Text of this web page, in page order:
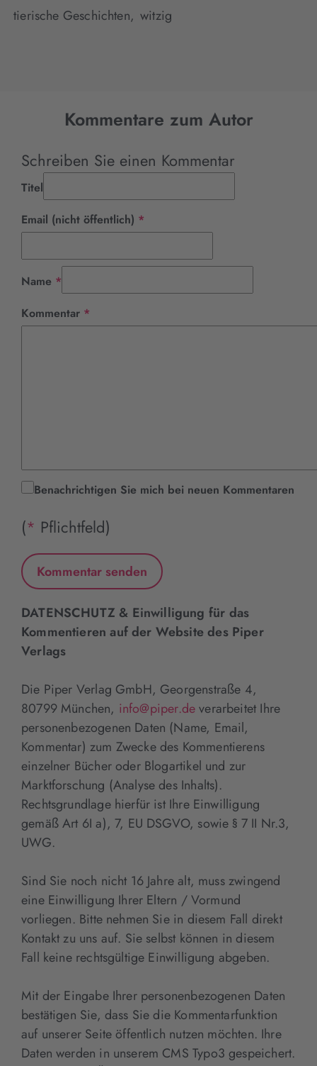
tierische Geschichten, witzig
Kommentare zum Autor
Schreiben Sie einen Kommentar
Titel
Email (nicht öffentlich) *
Name *
Kommentar *
Benachrichtigen Sie mich bei neuen Kommentaren
(* Pflichtfeld)
DATENSCHUTZ & Einwilligung für das
Kommentieren auf der Website des Piper
Verlags
Die Piper Verlag GmbH, Georgenstraße 4,
80799 München, info@piper.deverarbeitet Ihre
personenbezogenen Daten (Name, Email,
Kommentar) zum Zwecke des Kommentierens
einzelner Bücher oder Blogartikel und zur
Marktforschung (Analyse des Inhalts).
Rechtsgrundlage hierfür ist Ihre Einwilligung
gemäß Art 6I a), 7, EU DSGVO, sowie § 7 II Nr.3,
UWG.
Sind Sie noch nicht 16 Jahre alt, muss zwingend
eine Einwilligung Ihrer Eltern / Vormund
vorliegen. Bitte nehmen Sie in diesem Fall direkt
Kontakt zu uns auf. Sie selbst können in diesem
Fall keine rechtsgültige Einwilligung abgeben.
Mit der Eingabe Ihrer personenbezogenen Daten
bestätigen Sie, dass Sie die Kommentarfunktion
auf unserer Seite öffentlich nutzen möchten. Ihre
Daten werden in unserem CMS Typo3 gespeichert.